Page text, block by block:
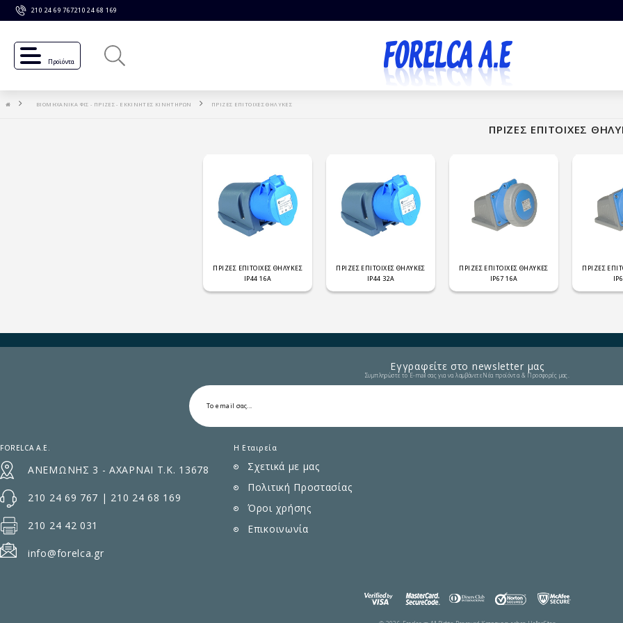
210 24 69 767210 24 68 169
Προϊόντα
ΒΙΟΜΗΧΑΝΙΚΑ ΦΙΣ - ΠΡΙΖΕΣ - ΕΚΚΙΝΗΤΕΣ ΚΙΝΗΤΗΡΩΝ ΠΡΙΖΕΣ ΕΠΙΤΟΙΧΕΣ ΘΗΛΥΚΕΣ
ΠΡΙΖΕΣ ΕΠΙΤΟΙΧΕΣ ΘΗΛΥΚΕΣ
IP44 16Α
ΠΡΙΖΕΣ ΕΠΙΤΟΙΧΕΣ ΘΗΛΥΚΕΣ
IP44 32Α
ΠΡΙΖΕΣ ΕΠΙΤΟΙΧΕΣ ΘΗΛΥΚΕΣ
IP67 16Α
ΠΡΙΖΕΣ
ΠΡΙΖΕΣ ΕΠΙΤΟΙΧΕΣ
Εγγραφείτε στο newsletter μας
Συμπληρώστε το E-mail σας για να λαμβάνετε Νέα προϊόντα & Προσφορές μας.
FORELCA A.E.
ΑΝΕΜΩΝΗΣ 3 - ΑΧΑΡΝΑΙ Τ.Κ. 13678
210 24 69 767 | 210 24 68 169
210 24 42 031
info@forelca.gr
Η Εταιρεία
Σχετικά με μας
Πολιτική Προστασίας
Όροι χρήσης
Επικοινωνία